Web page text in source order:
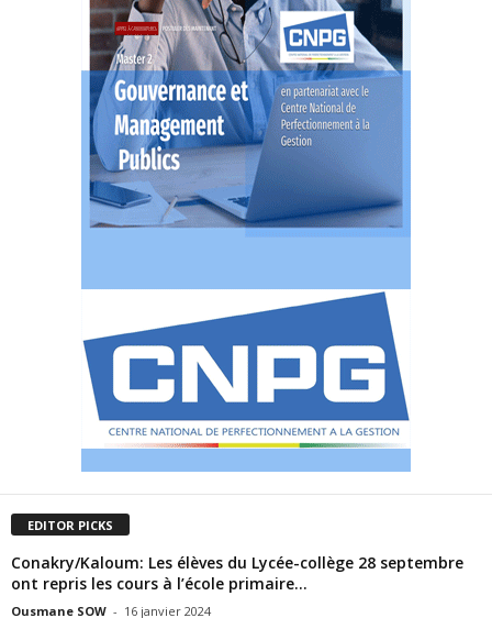
EDITOR PICKS
Conakry/Kaloum: Les élèves du Lycée-collège 28 septembre
ont repris les cours à l’école primaire...
Ousmane SOW - 16 janvier 2024